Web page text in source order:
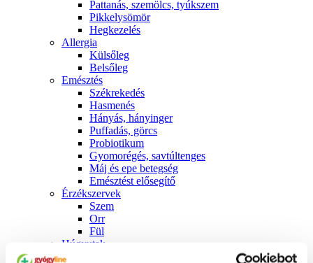
Pattanás, szemölcs, tyúkszem
Pikkelysömör
Hegkezelés
Allergia
Külsőleg
Belsőleg
Emésztés
Székrekedés
Hasmenés
Hányás, hányinger
Puffadás, görcs
Probiotikum
Gyomorégés, savtúltenges
Máj és epe betegség
Emésztést elősegítő
Érzékszervek
Szem
Orr
Fül
Húgyutak
Női problémák